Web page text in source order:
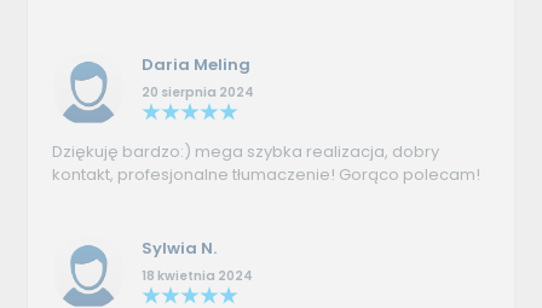
Daria Meling
20 sierpnia 2024
Dziękuję bardzo:) mega szybka realizacja, dobry
kontakt, profesjonalne tłumaczenie! Gorąco polecam!
Sylwia N.
18 kwietnia 2024